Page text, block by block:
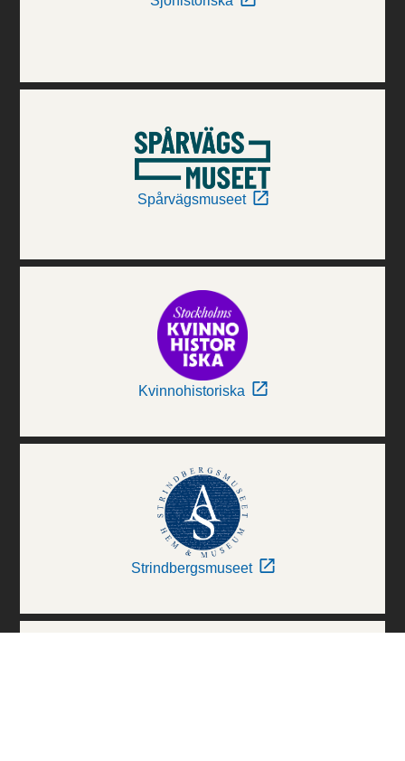
Spårvägsmuseet
Kvinnohistoriska
Strindbergsmuseet